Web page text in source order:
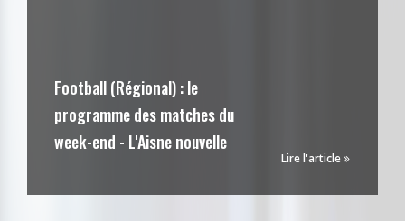
Football (Régional) : le
programme des matches du
week-end - L'Aisne nouvelle
Lire l'article